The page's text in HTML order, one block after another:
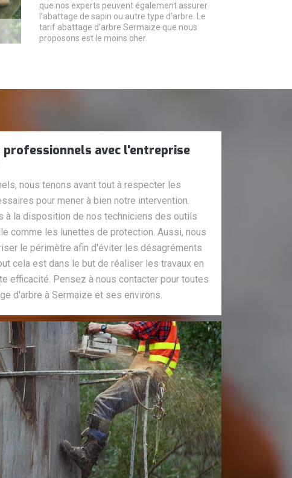
que nos experts peuvent également assurer
l’abattage de sapin ou autre type d’arbre. Le
tarif abattage d’arbre Sermaize que nous
proposons est le moins cher.
professionnels avec l'entreprise
nous tenons avant tout à respecter les
pour mener à bien notre intervention.
à la disposition de nos techniciens des outils
comme les lunettes de protection. Aussi, nous
le périmètre afin d'éviter les désagréments
cela est dans le but de réaliser les travaux en
efficacité. Pensez à nous contacter pour toutes
d'arbre à Sermaize et ses environs.